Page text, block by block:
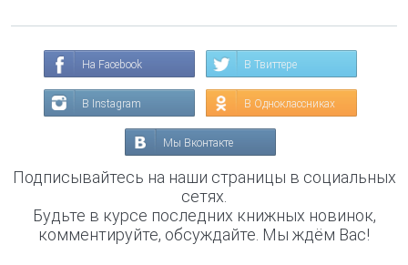
На Facebook В Твиттере
В Instagram В Одноклассниках
Мы Вконтакте
Подписывайтесь на наши страницы в социальных
сетях.
Будьте в курсе последних книжных новинок,
комментируйте, обсуждайте. Мы ждём Вас!